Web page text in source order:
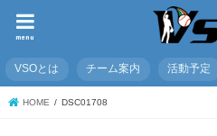
menu
VSOとは チーム案内 活動予定
HOME DSC01708